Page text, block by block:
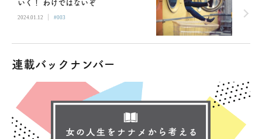
いく！ わけではないぞ
2024.01.12 | #003
連載バックナンバー